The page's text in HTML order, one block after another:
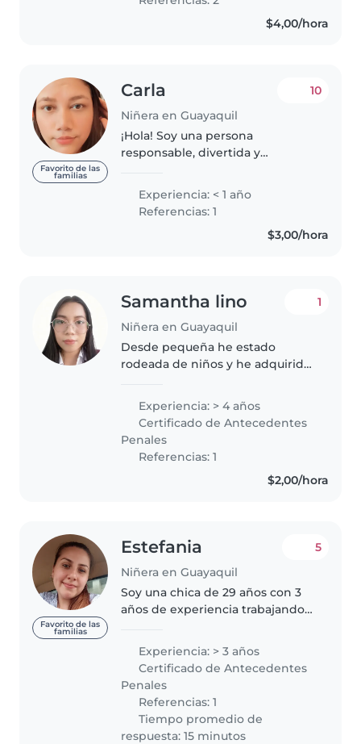
$4,00/hora
Favorito de las
familias
Carla
Niñera en Guayaquil
10
¡Hola! Soy una persona
responsable, divertida y
trabajar con niños. Aunque no
tengo experiencia formal, estoy
llena de energía y entusiasmo.
Experiencia: < 1 año
Referencias: 1
$3,00/hora
Samantha lino
Niñera en Guayaquil
1
Desde pequeña he estado
rodeada de niños y he adquirido
hermana menor, que tiene casi 4
años, así como a varios de mis
primitos. Estoy familiarizada con
tareas..
Experiencia: > 4 años
Certificado de Antecedentes
Penales
Referencias: 1
$2,00/hora
Favorito de las
familias
Estefania
Niñera en Guayaquil
5
Soy una chica de 29 años con 3
años de experiencia trabajando
Soy una persona responsable,
paciente bondadosa empática
,honrrada ,humilde,que disfruta..
Experiencia: > 3 años
Certificado de Antecedentes
Penales
Referencias: 1
Tiempo promedio de
respuesta: 15 minutos